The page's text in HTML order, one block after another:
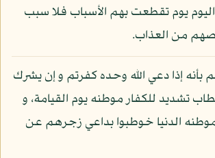
يوم تقطعت بهم الأسباب فلا سبب
من العذاب.
بأنه إذا دعي الله وحده كفرتم و إن يشرك
تشديد للكفار موطنه يوم القيامة، و
الدنيا خوطبوا بداعي زجرهم عن